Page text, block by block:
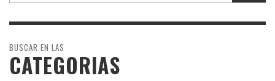
BUSCAR EN LAS
CATEGORIAS